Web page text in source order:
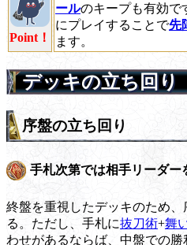
Point！
ールのキープも有効で
にプレイすることで先
ます。
デッキの立ち回り
序盤の立ち回り
手札次第では相手リーダー
終盤を重視したデッキのため
る。ただし、手札に抜刀術+舞
わせがあるならば、中盤での